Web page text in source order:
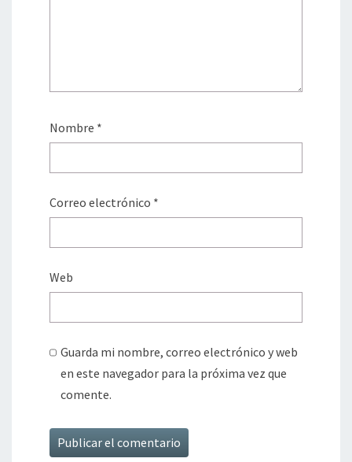
Nombre *
Correo electrónico *
Web
Guarda mi nombre, correo electrónico y web
en este navegador para la próxima vez que
comente.